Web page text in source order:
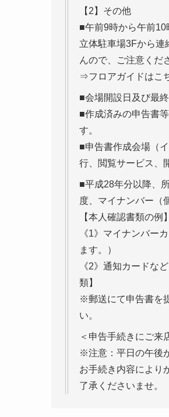
【2】その他
■午前9時から午前10
立体駐車場3Fから連
んので、ご注意くだ
⇒フロアガイドはこ
■会場開設日及び最
■作成済みの申告書
す。
■申告書作成会場（
行、閲覧サービス、
■平成28年分以降、
度、マイナンバー（
【本人確認書類の例】
《1》マイナンバー
ます。）
《2》通知カードな
類】
※郵送にて申告書を
い。
＜申告手続きにご来
※注意：平日の午後
お手続き内容により
了承くださいませ。